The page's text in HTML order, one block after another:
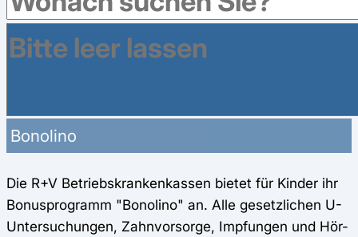
Checks. Kauft man damit Sportswear mit
gesammelten Punkte sogar.
Bonolino
Die R+V Betriebskrankenkassen bietet für Kinder ihr
Bonusprogramm "Bonolino" an. Alle gesetzlichen U-
Untersuchungen, Zahnvorsorge, Impfungen und Hör-